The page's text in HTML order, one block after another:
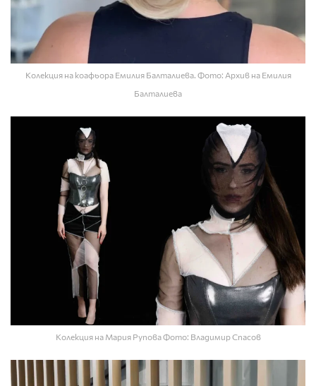
Колекция на коафьора Емилия Балталиева. Фото: Архив на Емилия
Балталиева
Колекция на Мария Рупова Фото: Владимир Спасов